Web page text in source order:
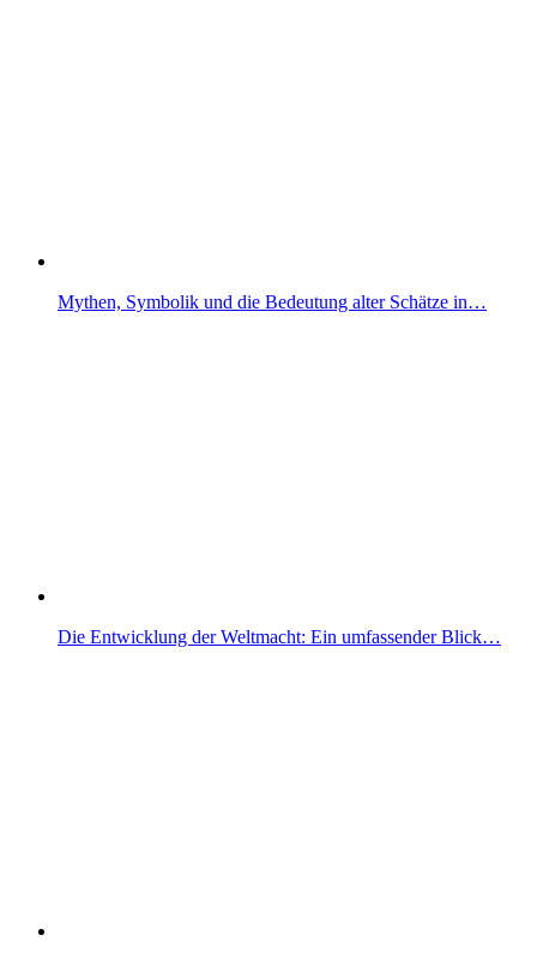
Mythen, Symbolik und die Bedeutung alter Schätze in…
Die Entwicklung der Weltmacht: Ein umfassender Blick…